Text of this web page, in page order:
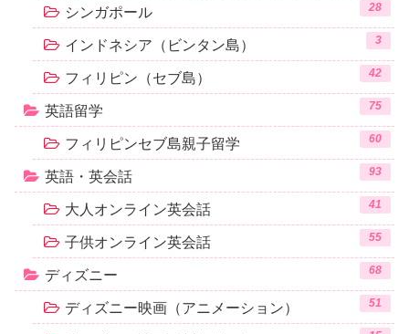
シンガポール 28
インドネシア（ビンタン島） 3
フィリピン（セブ島） 42
英語留学 75
フィリピンセブ島親子留学 60
英語・英会話 93
大人オンライン英会話 41
子供オンライン英会話 55
ディズニー 68
ディズニー映画（アニメーション） 51